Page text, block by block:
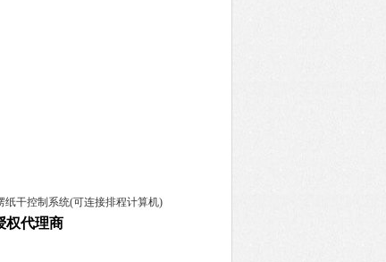
纸干控制系统(可连接排程计算机)
权代理商